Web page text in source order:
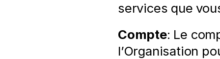
services que
Compte: Le
l’Organisation